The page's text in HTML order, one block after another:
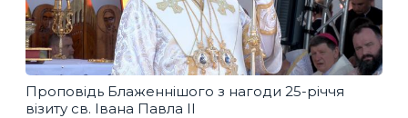
Проповідь Блаженнішого з нагоди 25-річчя
візиту св. Івана Павла ІІ